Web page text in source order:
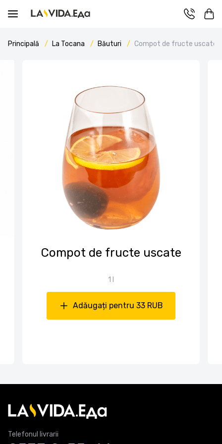
Principală La Tocana Băuturi Compot de fructe uscate
Compot de fructe uscate
1 l
Adăugați pentru 33 RUB
Telefonul livrarii